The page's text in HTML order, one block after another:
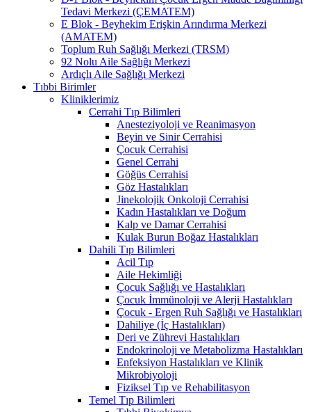
Tedavi Merkezi (ÇEMATEM)
E Blok - Beyhekim Erişkin Arındırma Merkezi
(AMATEM)
Toplum Ruh Sağlığı Merkezi (TRSM)
92 Nolu Aile Sağlığı Merkezi
Ardıçlı Aile Sağlığı Merkezi
Tıbbi Birimler
Kliniklerimiz
Cerrahi Tıp Bilimleri
Anesteziyoloji ve Reanimasyon
Beyin ve Sinir Cerrahisi
Çocuk Cerrahisi
Genel Cerrahi
Göğüs Cerrahisi
Göz Hastalıkları
Jinekolojik Onkoloji Cerrahisi
Kadın Hastalıkları ve Doğum
Kalp ve Damar Cerrahisi
Kulak Burun Boğaz Hastalıkları
Dahili Tıp Bilimleri
Acil Tıp
Aile Hekimliği
Çocuk Sağlığı ve Hastalıkları
Çocuk İmmünoloji ve Alerji Hastalıkları
Çocuk - Ergen Ruh Sağlığı ve Hastalıkları
Dahiliye (İç Hastalıkları)
Deri ve Zührevi Hastalıkları
Endokrinoloji ve Metabolizma Hastalıkları
Enfeksiyon Hastalıkları ve Klinik
Mikrobiyoloji
Fiziksel Tıp ve Rehabilitasyon
Temel Tıp Bilimleri